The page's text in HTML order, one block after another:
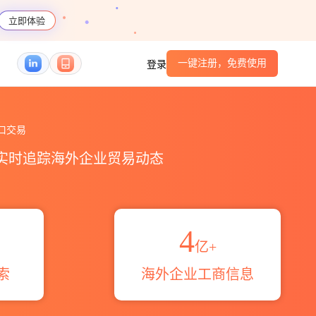
立即体验
登录 一键注册，免费使用
交易
时追踪海外企业贸易动态
4亿+
海外企业工商信息